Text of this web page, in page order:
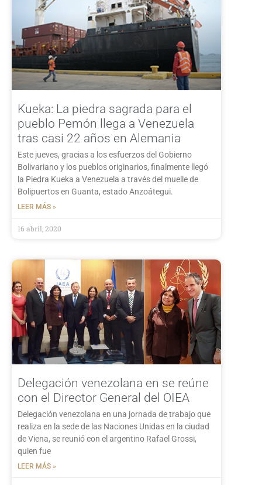
Kueka: La piedra sagrada para el
pueblo Pemón llega a Venezuela
tras casi 22 años en Alemania
Este jueves, gracias a los esfuerzos del Gobierno
Bolivariano y los pueblos originarios, finalmente llegó
la Piedra Kueka a Venezuela a través del muelle de
Bolipuertos en Guanta, estado Anzoátegui.
LEER MÁS »
16 abril, 2020
Delegación venezolana en se reúne
con el Director General del OIEA
Delegación venezolana en una jornada de trabajo que
realiza en la sede de las Naciones Unidas en la ciudad
de Viena, se reunió con el argentino Rafael Grossi,
quien fue
LEER MÁS »